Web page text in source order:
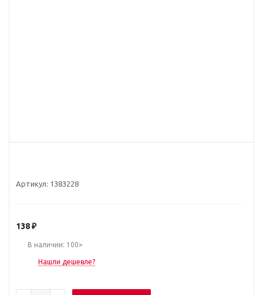
Артикул: 1383228
138₽
В наличии: 100>
Нашли дешевле?